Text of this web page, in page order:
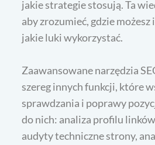
jakie strategie stosują. Ta
aby zrozumieć, gdzie
jakie luki wykorzystać.
Zaawansowane narzędzia
szereg innych funkcji, które
sprawdzania i poprawy
do nich: analiza profilu
audyty techniczne strony,